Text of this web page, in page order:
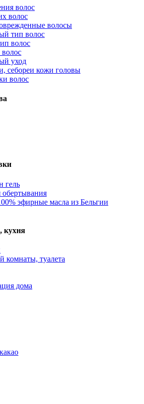
волос
волос
волосы
тип волос
волос
уход
себореи кожи головы
волос
гель
эфирные масла из Бельгии
кухня
комнаты, туалета
дома